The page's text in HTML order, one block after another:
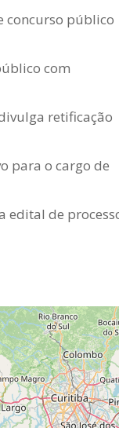
concurso público
com
retificação
para o cargo de
edital de